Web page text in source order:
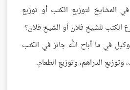
المشايخ لتوزيع الكتب أو توزيع
الكتب للشيخ فلان أو الشيخ فلان؟
في ما أباح الله جائز في الكتب
الدراهم، وتوزيع الطعام.